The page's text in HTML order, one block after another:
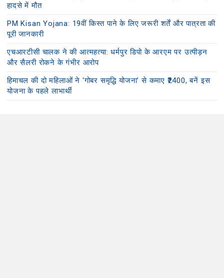
हादसे में मौत
PM Kisan Yojana: 19वीं किस्त पाने के लिए जरूरी शर्तें और पात्रता की
पूरी जानकारी
एचआरटीसी चालक ने की आत्महत्या: धर्मपुर डिपो के आरएम पर उत्पीड़न
और सैलरी रोकने के गंभीर आरोप
हिमाचल की दो महिलाओं ने ‘गोबर समृद्धि योजना’ से कमाए ₹2400, बनें इस
योजना के पहले लाभार्थी